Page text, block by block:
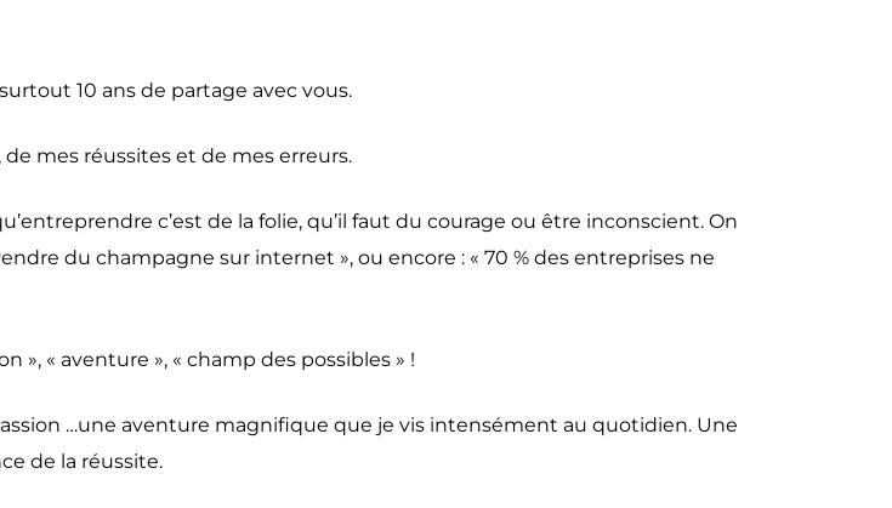
10 ans de partage avec vous.
mes réussites et de mes erreurs.
c’est de la folie, qu’il faut du courage ou être inconscient. On
du champagne sur internet », ou encore : « 70 % des entreprises ne
« aventure », « champ des possibles » !
…une aventure magnifique que je vis intensément au quotidien. Une
de la réussite.